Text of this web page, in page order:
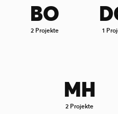
BO
2 Projekte 1
MH
2 Projekte